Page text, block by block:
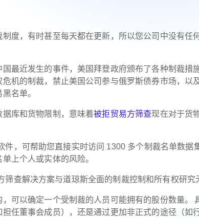
度，有时甚至每天都在更新，所以您公司中没有任
最近发生的事件，美国拜登政府颁布了各种制裁措
机的制裁，禁止美国公司参与俄罗斯债券市场，以
黑名单。
库和货物限制，意味着被拒贸易方筛查现在对于货
件，可帮助您直接实时访问 1300 多个制裁名单数据
上个人或实体的风险。
筛查解决方案与道琼斯全面的制裁控制和所有权研究
可以确定一个受制裁的人员可能拥有的股份数量。
任董事会成员），还是通过更加非正式的途径（如